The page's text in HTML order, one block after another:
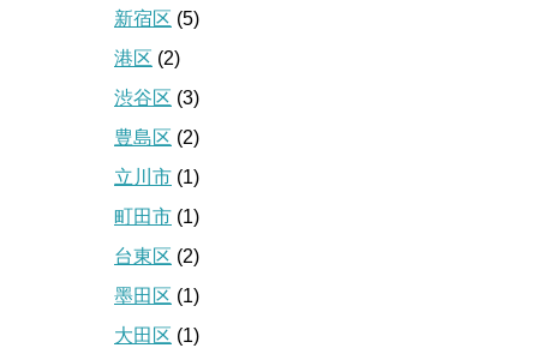
新宿区 (5)
港区 (2)
渋谷区 (3)
豊島区 (2)
立川市 (1)
町田市 (1)
台東区 (2)
墨田区 (1)
大田区 (1)